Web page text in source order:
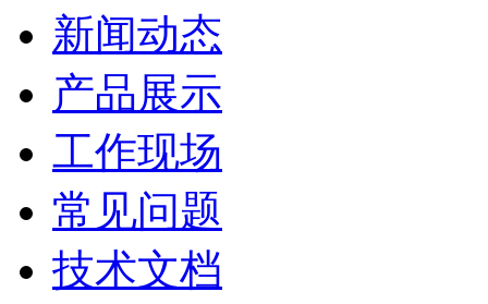
新闻动态
产品展示
工作现场
常见问题
技术文档